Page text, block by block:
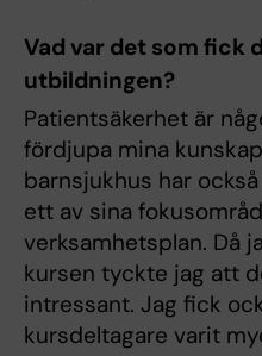
Vad var det som fick
utbildningen?
Patientsäkerhet är
fördjupa mina
barnsjukhus har
ett av sina
verksamhetsplan. Då
kursen tyckte jag att
intressant. Jag fick
kursdeltagare varit